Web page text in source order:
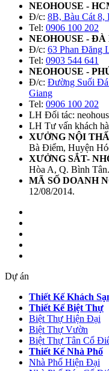
NEOHOUSE -
Đ/c: 8B, Bàu Cát 8,
Tel: 0906 100 202
NEOHOUSE - ĐÀ
Đ/c: 63 Phan Đăng
Tel: 0903 544 641
NEOHOUSE -
Đ/c: Đường Suối
Giang
Tel: 0906 100 202
LH Đối tác:
LH Tư vấn khách
XƯỞNG NỘI
Bà Điểm, Huyện
XƯỞNG SẮT-
Hòa A, Q. Bình
MÃ SỐ DOANH
12/08/2014.
Dự án
Thiết Kế Khách
Thiết Kế Biệt Thự
Biệt Thự Hiện Đại
Biệt Thự Vườn
Biệt Thự Tân Cổ
Thiết Kế Nhà Phố
Nhà Phố Hiện Đại